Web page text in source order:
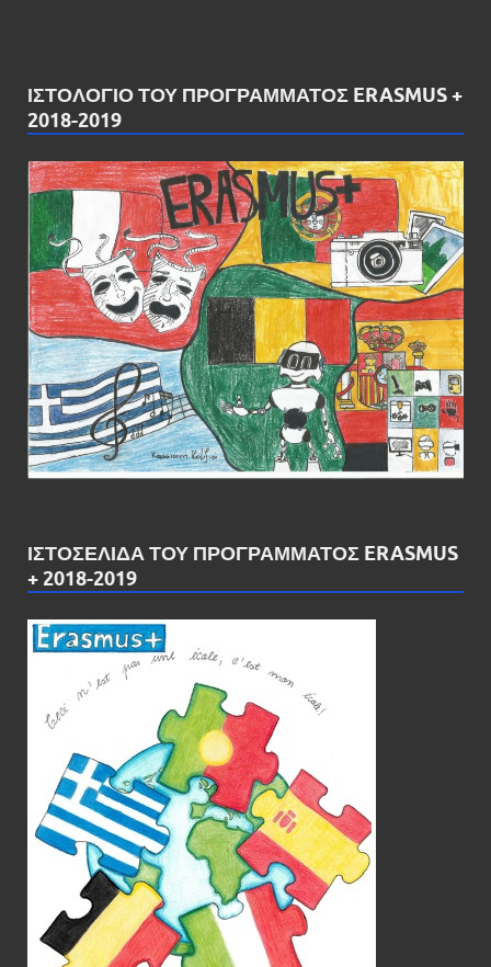
ΙΣΤΟΛΌΓΙΟ ΤΟΥ ΠΡΟΓΡΆΜΜΑΤΟΣ ERASMUS +
2018-2019
ΙΣΤΟΣΕΛΊΔΑ ΤΟΥ ΠΡΟΓΡΆΜΜΑΤΟΣ ERASMUS
+ 2018-2019